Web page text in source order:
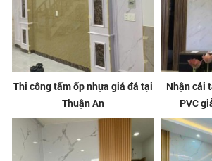
Thi công tấm ốp nhựa giả đá tại
Thuận An
Nhận cải
PVC